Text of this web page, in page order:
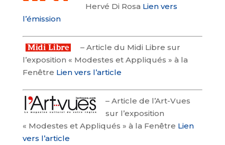
Hervé Di Rosa Lien vers
l’émission
– Article du Midi Libre sur
l’exposition « Modestes et Appliqués » à la
Fenêtre Lien vers l’article
– Article de l’Art-Vues
sur l’exposition
« Modestes et Appliqués » à la Fenêtre Lien
vers l’article